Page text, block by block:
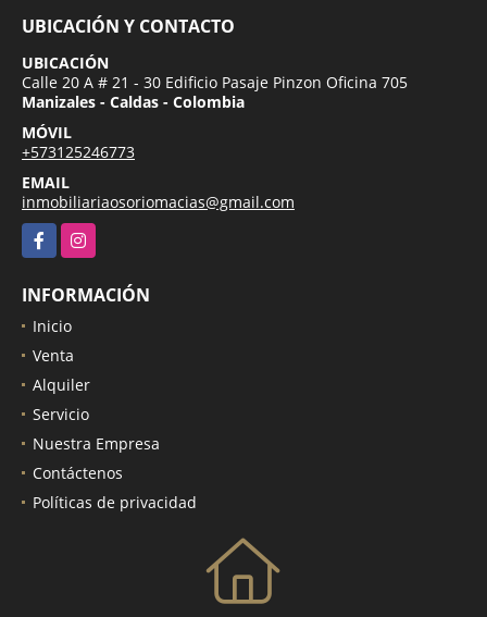
UBICACIÓN Y CONTACTO
UBICACIÓN
Calle 20 A # 21 - 30 Edificio Pasaje Pinzon Oficina 705
Manizales - Caldas - Colombia
MÓVIL
+573125246773
EMAIL
inmobiliariaosoriomacias@gmail.com
FacebookInstagram
INFORMACIÓN
Inicio
Venta
Alquiler
Servicio
Nuestra Empresa
Contáctenos
Políticas de privacidad